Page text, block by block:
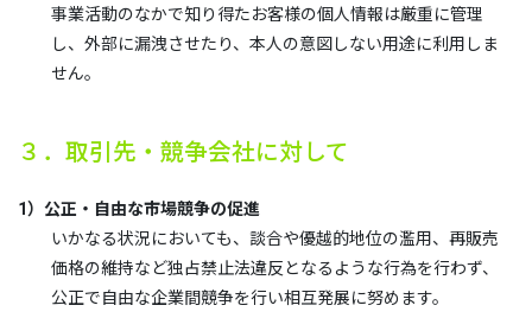
事業活動のなかで知り得たお客様の個人情報は厳重に管理
し、外部に漏洩させたり、本人の意図しない用途に利用しま
せん。
３．取引先・競争会社に対して
1）公正・自由な市場競争の促進
いかなる状況においても、談合や優越的地位の濫用、再販売
価格の維持など独占禁止法違反となるような行為を行わず、
公正で自由な企業間競争を行い相互発展に努めます。